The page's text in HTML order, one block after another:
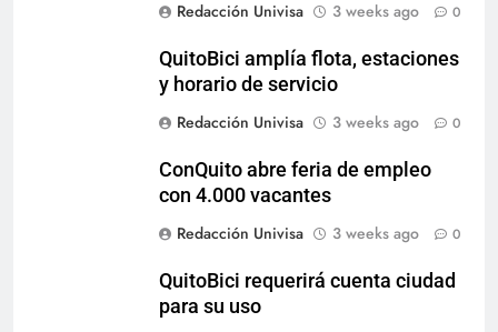
Redacción Univisa
3 weeks ago 0
QuitoBici amplía flota, estaciones
y horario de servicio
Redacción Univisa
3 weeks ago 0
ConQuito abre feria de empleo
con 4.000 vacantes
Redacción Univisa
3 weeks ago 0
QuitoBici requerirá cuenta ciudad
para su uso